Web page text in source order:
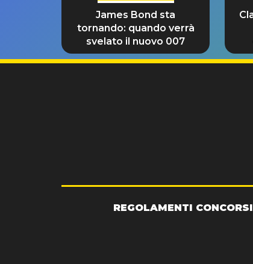
James Bond sta
tornando: quando verrà
svelato il nuovo 007
REGOLAMENTI CONCORSI